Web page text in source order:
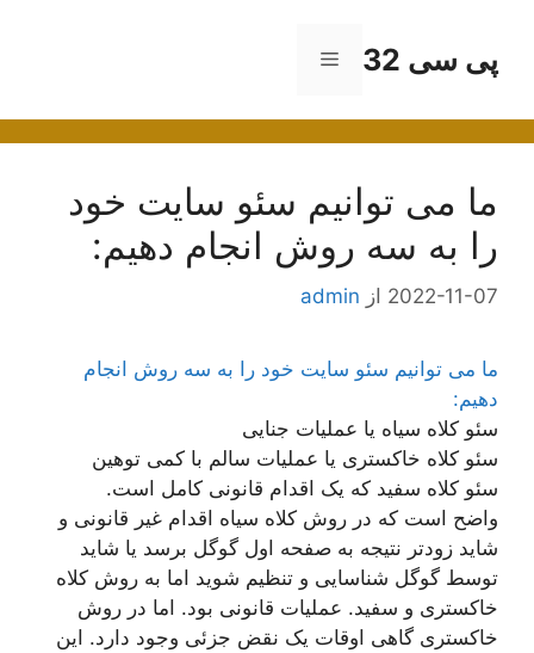
محتواپی سی 32 فهرست
ما می توانیم سئو سایت خود
را به سه روش انجام دهیم:
2022-11-07 از admin
ما می توانیم سئو سایت خود را به سه روش انجام
دهیم:
سئو کلاه سیاه یا عملیات جنایی
سئو کلاه خاکستری یا عملیات سالم با کمی توهین
سئو کلاه سفید که یک اقدام قانونی کامل است.
واضح است که در روش کلاه سیاه اقدام غیر قانونی و
شاید زودتر نتیجه به صفحه اول گوگل برسد یا شاید
توسط گوگل شناسایی و تنظیم شوید اما به روش کلاه
خاکستری و سفید. عملیات قانونی بود. اما در روش
خاکستری گاهی اوقات یک نقض جزئی وجود دارد. این